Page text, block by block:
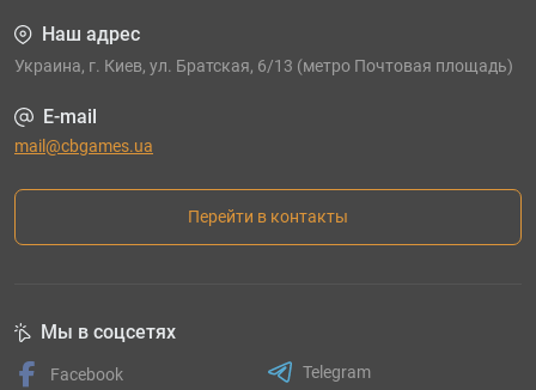
Наш адрес
Украина, г. Киев, ул. Братская, 6/13 (метро Почтовая площадь)
E-mail
mail@cbgames.ua
Перейти в контакты
Мы в соцсетях
Facebook
Telegram